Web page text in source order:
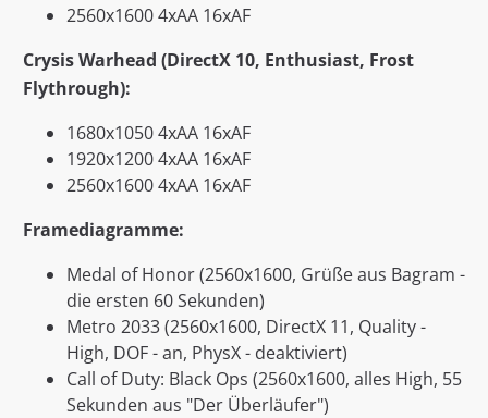
2560x1600 4xAA 16xAF
Crysis Warhead (DirectX 10, Enthusiast, Frost
Flythrough):
1680x1050 4xAA 16xAF
1920x1200 4xAA 16xAF
2560x1600 4xAA 16xAF
Framediagramme:
Medal of Honor (2560x1600, Grüße aus Bagram -
die ersten 60 Sekunden)
Metro 2033 (2560x1600, DirectX 11, Quality -
High, DOF - an, PhysX - deaktiviert)
Call of Duty: Black Ops (2560x1600, alles High, 55
Sekunden aus "Der Überläufer")